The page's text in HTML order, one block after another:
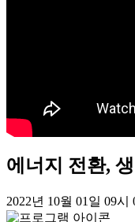
에너지 전환,
2022년 10월 01일 09시